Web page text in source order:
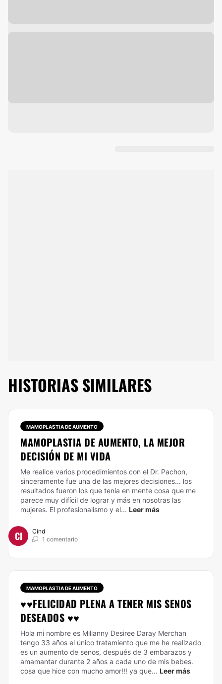
HISTORIAS SIMILARES
MAMOPLASTIA DE AUMENTO
MAMOPLASTIA DE AUMENTO, LA MEJOR
DECISIÓN DE MI VIDA
Me realice varios procedimientos con el Dr. Pachon,
sinceramente fue una de las mejores decisiones... los
resultados fueron los que tenía en mente cosa que me
parece muy difícil de lograr y más en nosotras las
mujeres. El profesionalismo y el... Leer más
CI
Cind
1 comentario
MAMOPLASTIA DE AUMENTO
♥♥FELICIDAD PLENA A TENER MIS SENOS
DESEADOS ♥♥
Hola mi nombre es Milianny Desiree Daray Merchan
tengo 33 años el único tratamiento que me he realizado
es un aumento de senos, después de 3 embarazos y
amamantar durante 2 años a cada uno de mis bebes.
cosa que hice con mucho amor!!! ya que... Leer más